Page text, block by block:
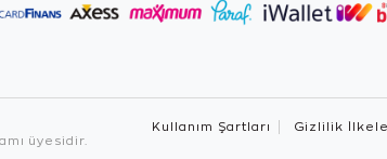
üyesidir.
Kullanım Şartları Gizlilik